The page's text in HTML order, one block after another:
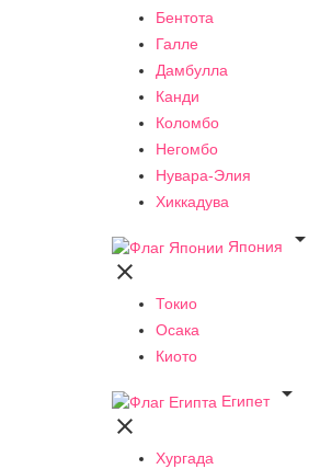
Бентота
Галле
Дамбулла
Канди
Коломбо
Негомбо
Нувара-Элия
Хиккадува
Япония


Токио
Осака
Киото
Египет


Хургада